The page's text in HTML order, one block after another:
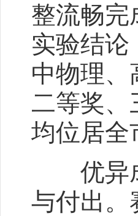
整流畅完
实验结论
中物理、
二等奖、
均位居全
优异成
与付出。